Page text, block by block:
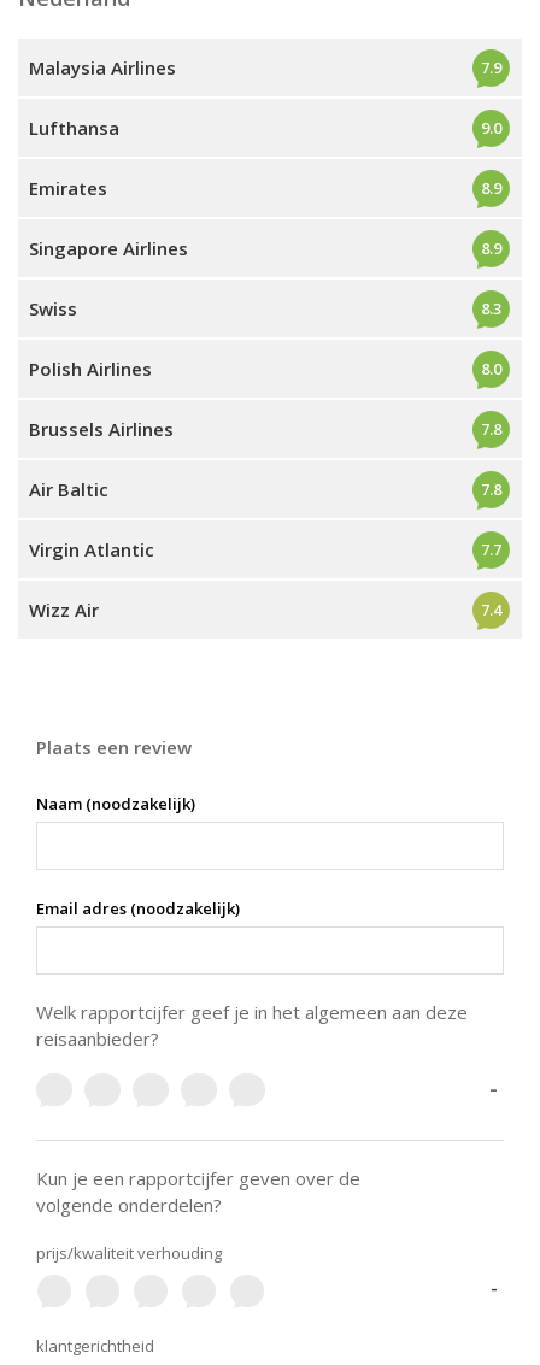
Malaysia Airlines 7.9
Lufthansa 9.0
Emirates 8.9
Singapore Airlines 8.9
Swiss 8.3
Polish Airlines 8.0
Brussels Airlines 7.8
Air Baltic 7.8
Virgin Atlantic 7.7
Wizz Air 7.4
Plaats een review
Naam (noodzakelijk)
Email adres (noodzakelijk)
Welk rapportcijfer geef je in het algemeen aan deze
reisaanbieder?
-
Kun je een rapportcijfer geven over de
volgende onderdelen?
prijs/kwaliteit verhouding
-
klantgerichtheid